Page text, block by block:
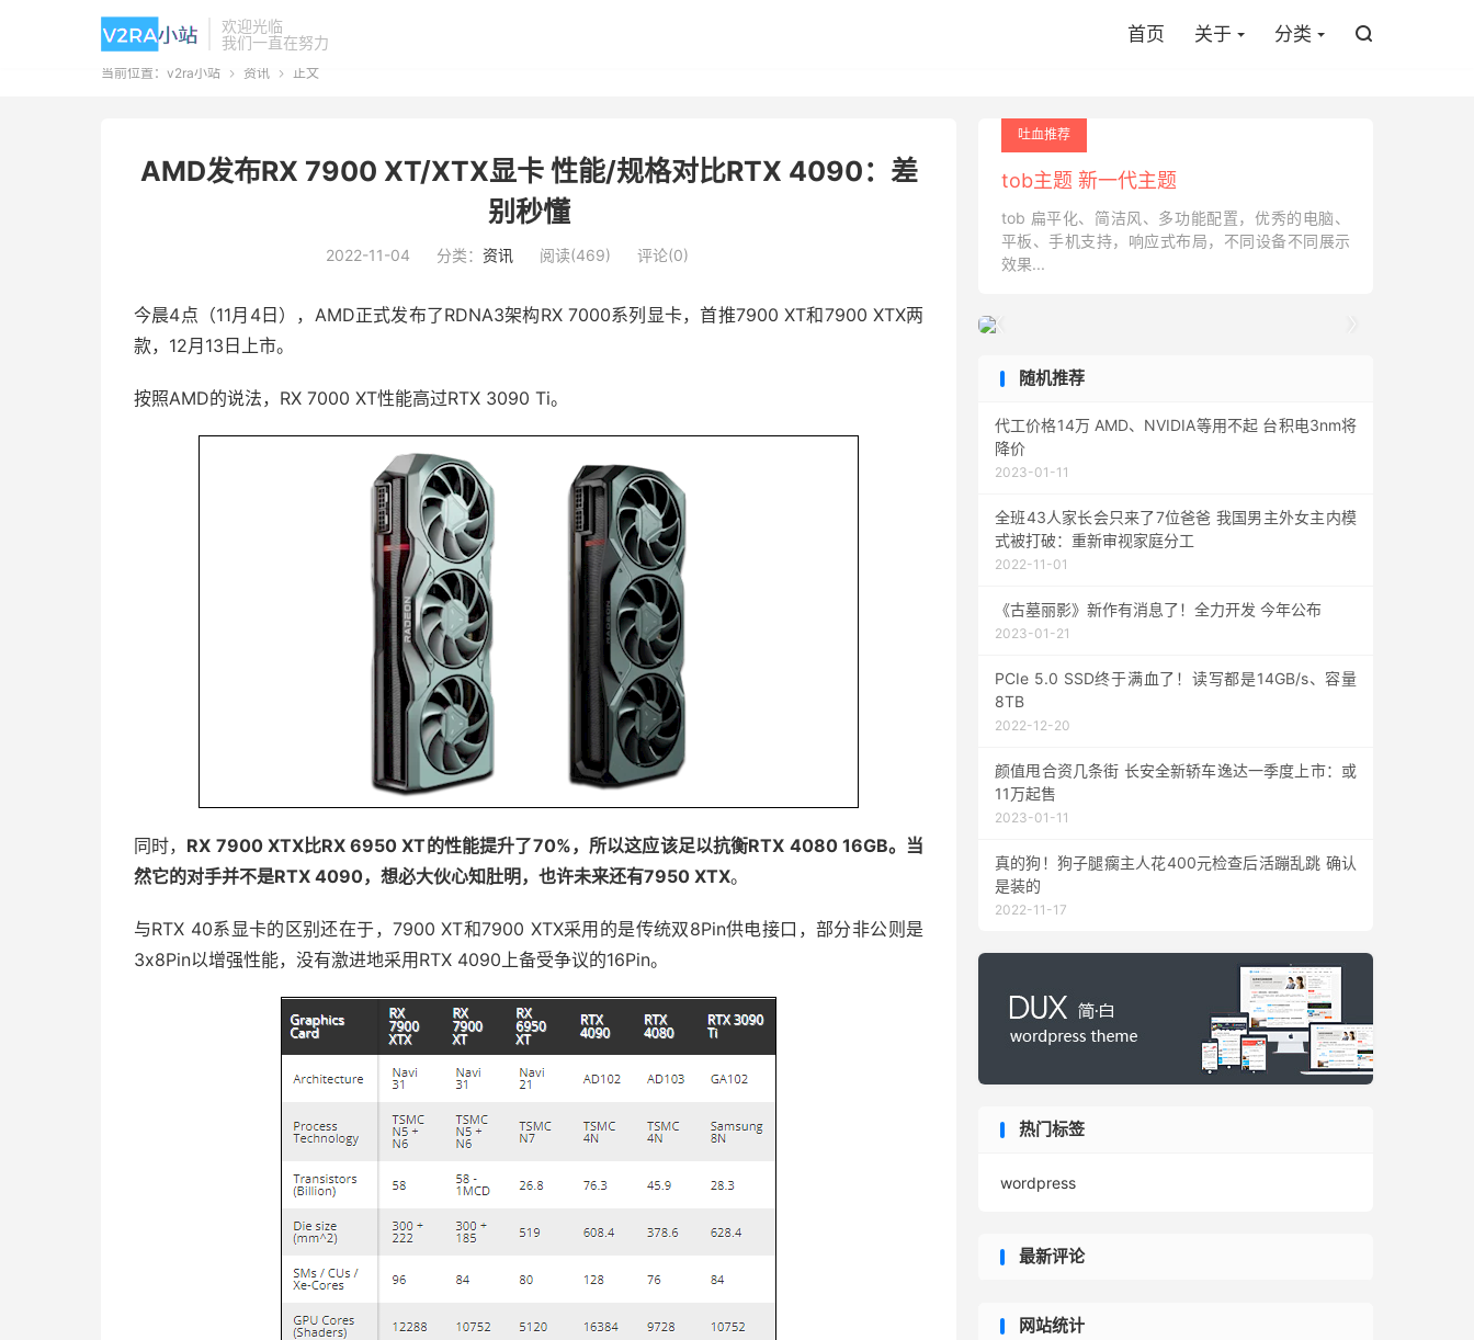
欢迎光临
我们一直在努力
首页 关于 分类 
当前位置： v2ra小站  资讯  正文
AMD发布RX 7900 XT/XTX显卡 性能/规格对比RTX 4090：差
别秒懂
2022-11-04 分类： 资讯 阅读(469) 评论(0)
今晨4点（11月4日），AMD正式发布了RDNA3架构RX 7000系列显卡，首推7900 XT和7900 XTX两
款，12月13日上市。
按照AMD的说法，RX 7000 XT性能高过RTX 3090 Ti。
同时， RX 7900 XTX比RX 6950 XT的性能提升了70%，所以这应该足以抗衡RTX 4080 16GB。当
然它的对手并不是RTX 4090，想必大伙心知肚明，也许未来还有7950 XTX。
与RTX 40系显卡的区别还在于，7900 XT和7900 XTX采用的是传统双8Pin供电接口，部分非公则是
3x8Pin以增强性能，没有激进地采用RTX 4090上备受争议的16Pin。
吐血推荐
tob主题 新一代主题
tob 扁平化、简洁风、多功能配置，优秀的电脑、
平板、手机支持，响应式布局，不同设备不同展示
效果...

随机推荐
代工价格14万 AMD、NVIDIA等用不起 台积电3nm将
降价
2023-01-11
全班43人家长会只来了7位爸爸 我国男主外女主内模
式被打破：重新审视家庭分工
2022-11-01
《古墓丽影》新作有消息了！全力开发 今年公布
2023-01-21
PCIe 5.0 SSD终于满血了！读写都是14GB/s、容量
8TB
2022-12-20
颜值甩合资几条街 长安全新轿车逸达一季度上市：或
11万起售
2023-01-11
真的狗！狗子腿瘸主人花400元检查后活蹦乱跳 确认
是装的
2022-11-17
热门标签
wordpress
最新评论
网站统计